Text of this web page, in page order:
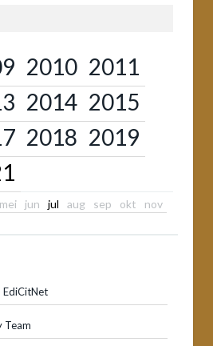
2010 2011
2014 2015
2018 2019
mei jun jul aug sep okt
nov
EdiCitNet
Team